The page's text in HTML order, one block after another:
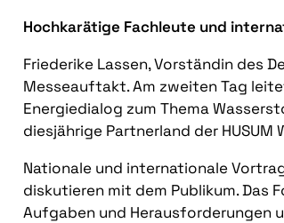
Hochkarätige Fachleute und
Friederike Lassen, Vorständin des
Messeauftakt. Am zweiten Tag
Energiedialog zum Thema
diesjährige Partnerland der HUSUM
Nationale und internationale
diskutieren mit dem Publikum. Das
Aufgaben und Herausforderungen